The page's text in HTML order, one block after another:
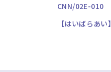
CNN/02E-010
【はいばらあい】